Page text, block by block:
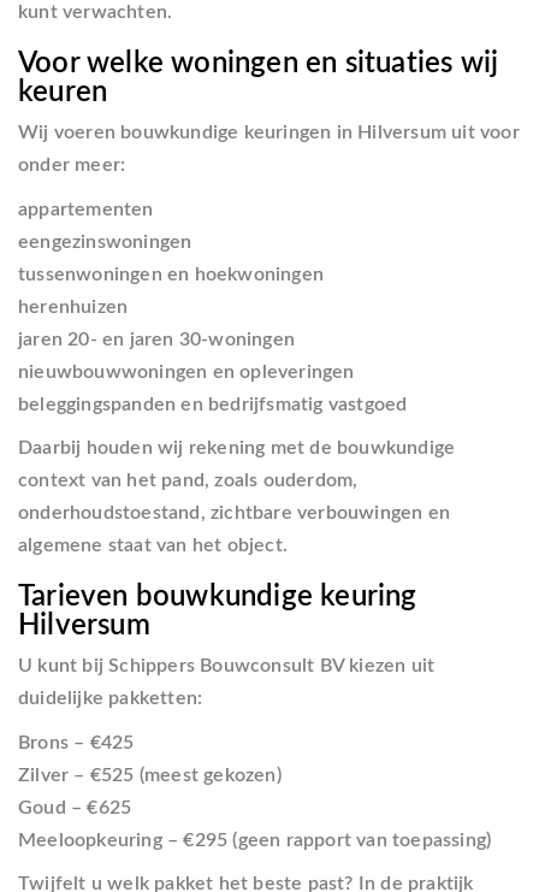
kunt verwachten.
Voor welke woningen en situaties wij
keuren
Wij voeren bouwkundige keuringen in Hilversum uit voor
onder meer:
appartementen
eengezinswoningen
tussenwoningen en hoekwoningen
herenhuizen
jaren 20- en jaren 30-woningen
nieuwbouwwoningen en opleveringen
beleggingspanden en bedrijfsmatig vastgoed
Daarbij houden wij rekening met de bouwkundige
context van het pand, zoals ouderdom,
onderhoudstoestand, zichtbare verbouwingen en
algemene staat van het object.
Tarieven bouwkundige keuring
Hilversum
U kunt bij Schippers Bouwconsult BV kiezen uit
duidelijke pakketten:
Brons – €425
Zilver – €525 (meest gekozen)
Goud – €625
Meeloopkeuring– €295 (geen rapport van toepassing)
Twijfelt u welk pakket het beste past? In de praktijk